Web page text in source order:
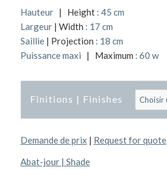
Hauteur| Height: 45 cm
Largeur| Width : 17 cm
Saillie| Projection : 18 cm
Puissance maxi | Maximum : 60 w
Finitions | Finishes
Demande de prix | Request for quote
Abat-jour | Shade